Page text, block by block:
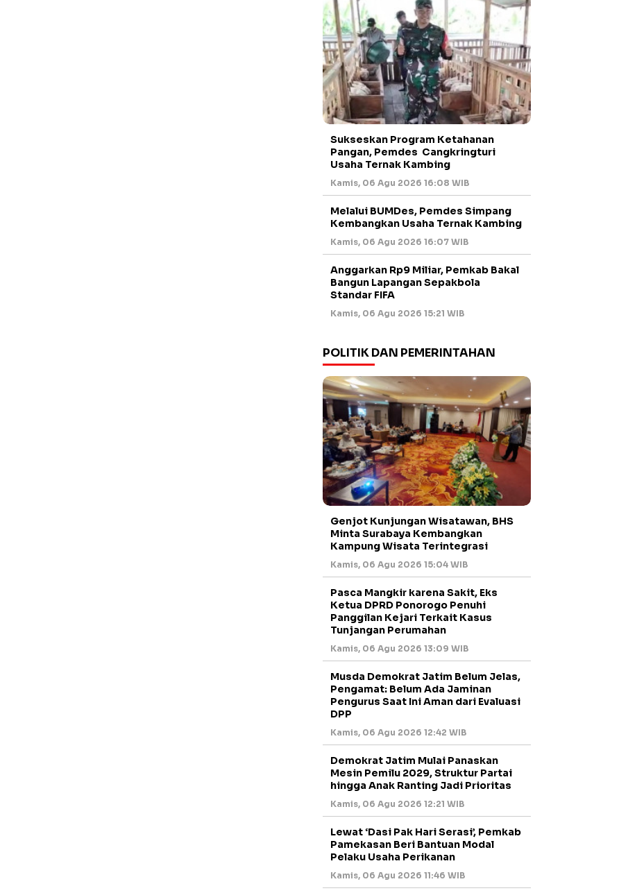
Sukseskan Program Ketahanan
Pangan, Pemdes Cangkringturi
Usaha Ternak Kambing
Kamis, 06 Agu 2026 16:08 WIB
Melalui BUMDes, Pemdes Simpang
Kembangkan Usaha Ternak Kambing
Kamis, 06 Agu 2026 16:07 WIB
Anggarkan Rp9 Miliar, Pemkab Bakal
Bangun Lapangan Sepakbola
Standar FIFA
Kamis, 06 Agu 2026 15:21 WIB
POLITIK DAN PEMERINTAHAN
Genjot Kunjungan Wisatawan, BHS
Minta Surabaya Kembangkan
Kampung Wisata Terintegrasi
Kamis, 06 Agu 2026 15:04 WIB
Pasca Mangkir karena Sakit, Eks
Ketua DPRD Ponorogo Penuhi
Panggilan Kejari Terkait Kasus
Tunjangan Perumahan
Kamis, 06 Agu 2026 13:09 WIB
Musda Demokrat Jatim Belum Jelas,
Pengamat: Belum Ada Jaminan
Pengurus Saat Ini Aman dari Evaluasi
DPP
Kamis, 06 Agu 2026 12:42 WIB
Demokrat Jatim Mulai Panaskan
Mesin Pemilu 2029, Struktur Partai
hingga Anak Ranting Jadi Prioritas
Kamis, 06 Agu 2026 12:21 WIB
Lewat ‘Dasi Pak Hari Serasi’, Pemkab
Pamekasan Beri Bantuan Modal
Pelaku Usaha Perikanan
Kamis, 06 Agu 2026 11:46 WIB